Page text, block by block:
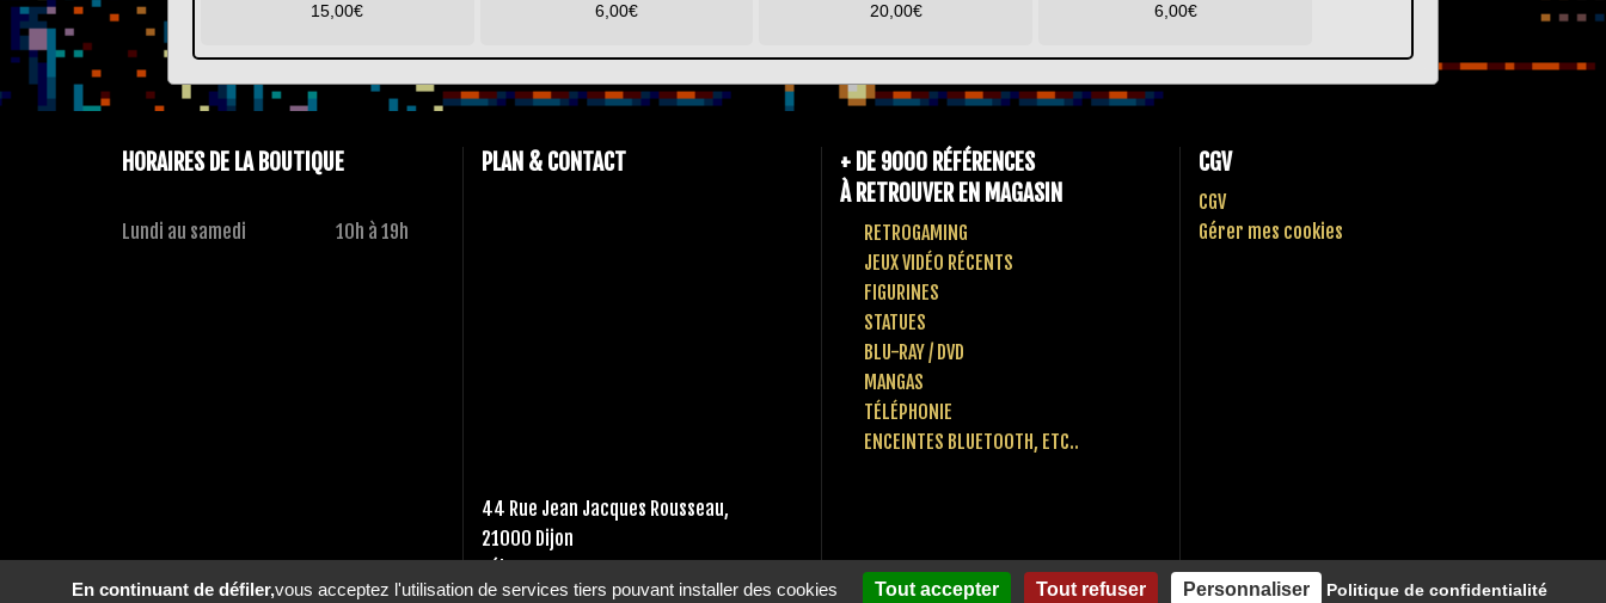
15,00€ 6,00€ 20,00€ 6,00€
HORAIRES DE LA BOUTIQUE
Lundi au samedi 10h à 19h
PLAN & CONTACT
44 Rue Jean Jacques Rousseau,
21000 Dijon
+ DE 9000 RÉFÉRENCES
À RETROUVER EN MAGASIN
RETROGAMING
JEUX VIDÉO RÉCENTS
FIGURINES
STATUES
BLU-RAY / DVD
MANGAS
TÉLÉPHONIE
ENCEINTES BLUETOOTH, ETC..
CGV
CGV
Gérer mes cookies
En continuant de défiler,vous acceptez l'utilisation de services tiers pouvant installer des cookies Tout accepter Tout refuser Personnaliser Politique de confidentialité